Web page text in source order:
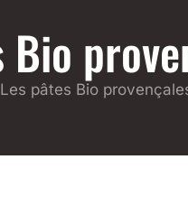
Bio
Les pâtes Bio